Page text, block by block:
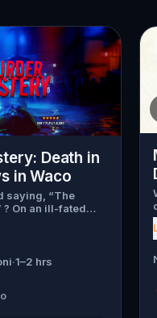
Death in
in Waco
saying, “The
On an ill-fated
wrong for
and Walter Bridges
a ghost tour led
the obsessed
·1–2 hrs